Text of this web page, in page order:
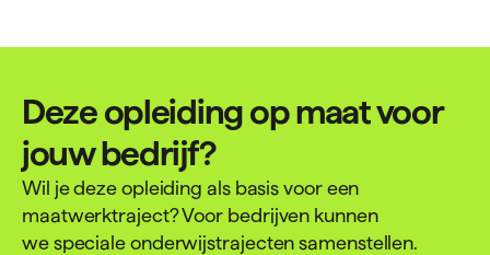
Deze opleiding op maat voor
jouw bedrijf?
Wil je deze opleiding als basis voor een
maatwerktraject? Voor bedrijven kunnen
we speciale onderwijstrajecten samenstellen.